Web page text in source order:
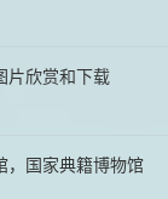
片欣赏和下载
国家典籍博物馆